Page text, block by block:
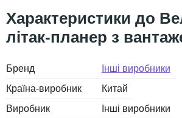
літак-планер з
Бренд
Інші виробники
Країна-виробник
Китай
Виробник
Інші виробники